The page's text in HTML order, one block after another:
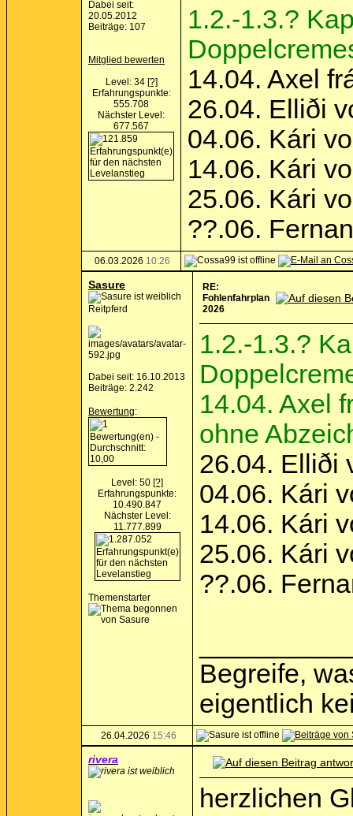
Dabei seit:
20.05.2012
Beiträge: 107
Mitglied bewerten
Level: 34 [?]
Erfahrungspunkte:
555.708
Nächster Level:
677.567
1.2.-1.3.?
14.04. Axel
26.04. Elliði
04.06. Kári
14.06. Kári
25.06. Kári
??.06.
06.03.2026 10:26
Sasure
Reitpferd
Dabei seit: 16.10.2013
Beiträge: 2.242
Bewertung:
Level: 50 [?]
Erfahrungspunkte:
10.490.847
Nächster Level:
11.777.899
Themenstarter
RE:
Fohlenfahrplan
2026
1.2.-1.3.?
14.04. Axel
ohne
26.04. Elliði
04.06. Kári
14.06. Kári
25.06. Kári
??.06.
Begreife,
eigentlich
26.04.2026 15:46
rivera
herzlichen